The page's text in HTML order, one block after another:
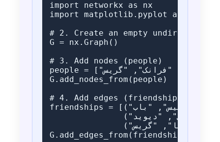
import networkx as nx
import matplotlib.pyplot as plt
# 2. Create an empty undirected
G = nx.Graph()
# 3. Add nodes (people)
people = ["آلیس", "باب", "چارلی", "دیوید", "النا", "فرانک", "گریس"]
G.add_nodes_from(people)
# 4. Add edges (friendships)
friendships = [("آلیس", "باب"), ("آلیس", "چارلی"), ("باب", "دیوید"),
               ("چارلی", "دیوید"), ("دیوید", "النا"), ("النا", "فرانک"),
               ("النا", "گریس")]
G.add_edges_from(friendships)